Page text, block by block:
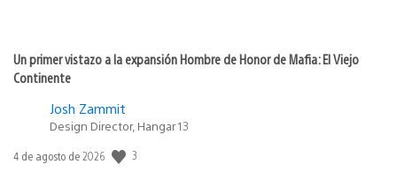
Un primer vistazo a la expansión Hombre de Honor de Mafia: El Viejo
Continente
Josh Zammit
Design Director, Hangar 13
Fecha
4 de agosto de 2026 3